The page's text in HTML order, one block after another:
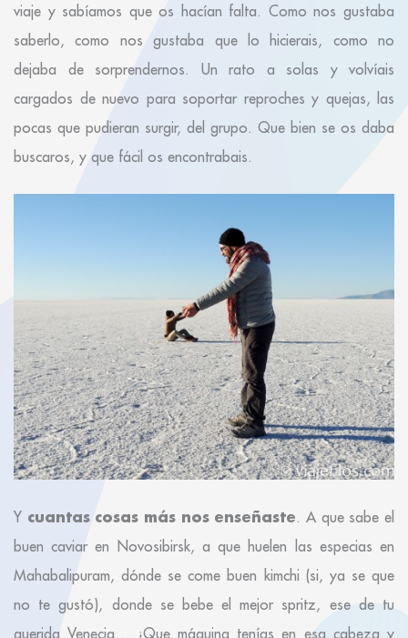
viaje y sabíamos que os hacían falta. Como nos gustaba
saberlo, como nos gustaba que lo hicierais, como no
dejaba de sorprendernos. Un rato a solas y volvíais
cargados de nuevo para soportar reproches y quejas, las
pocas que pudieran surgir, del grupo. Que bien se os daba
buscaros, y que fácil os encontrabais.
Y cuantas cosas más nos enseñaste. A que sabe el
buen caviar en Novosibirsk, a que huelen las especias en
Mahabalipuram, dónde se come buen kimchi (si, ya se que
no te gustó), donde se bebe el mejor spritz, ese de tu
querida Venecia… ¡Que máquina tenías en esa cabeza y